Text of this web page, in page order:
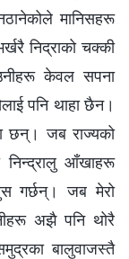
मानिसहरू
निद्राको चक्की
केवल सपना
पनि थाहा छैन।
छन्। जब राज्यको
निन्द्रालु आँखाहरू
गर्छन्। जब मेरो
अझै पनि थोरै
बालुवाजस्तै